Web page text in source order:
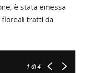
è stata emessa
floreali tratti da
1 di 4